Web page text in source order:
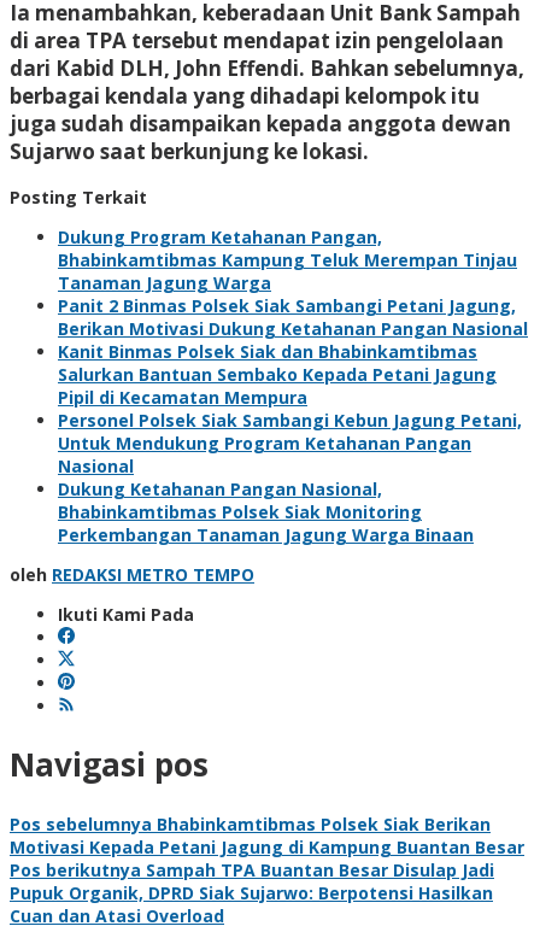
Ia menambahkan, keberadaan Unit Bank Sampah
di area TPA tersebut mendapat izin pengelolaan
dari Kabid DLH, John Effendi. Bahkan sebelumnya,
berbagai kendala yang dihadapi kelompok itu
juga sudah disampaikan kepada anggota dewan
Sujarwo saat berkunjung ke lokasi.
Posting Terkait
Dukung Program Ketahanan Pangan,
Bhabinkamtibmas Kampung Teluk Merempan Tinjau
Tanaman Jagung Warga
Panit 2 Binmas Polsek Siak Sambangi Petani Jagung,
Berikan Motivasi Dukung Ketahanan Pangan Nasional
Kanit Binmas Polsek Siak dan Bhabinkamtibmas
Salurkan Bantuan Sembako Kepada Petani Jagung
Pipil di Kecamatan Mempura
Personel Polsek Siak Sambangi Kebun Jagung Petani,
Untuk Mendukung Program Ketahanan Pangan
Nasional
Dukung Ketahanan Pangan Nasional,
Bhabinkamtibmas Polsek Siak Monitoring
Perkembangan Tanaman Jagung Warga Binaan
oleh REDAKSI METRO TEMPO
Ikuti Kami Pada
Navigasi pos
Pos sebelumnya Bhabinkamtibmas Polsek Siak Berikan
Motivasi Kepada Petani Jagung di Kampung Buantan Besar
Pos berikutnya Sampah TPA Buantan Besar Disulap Jadi
Pupuk Organik, DPRD Siak Sujarwo: Berpotensi Hasilkan
Cuan dan Atasi Overload